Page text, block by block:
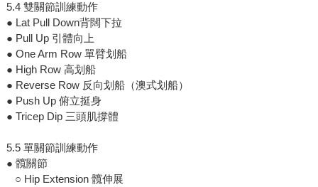
5.4 雙關節訓練動作
● Lat Pull Down背闊下拉
● Pull Up 引體向上
● One Arm Row 單臂划船
● High Row 高划船
● Reverse Row 反向划船（澳式划船）
● Push Up 俯立挺身
● Tricep Dip 三頭肌撐體
5.5 單關節訓練動作
● 髖關節
○ Hip Extension 髖伸展